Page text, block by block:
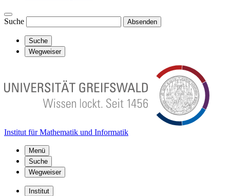
Suche Absenden
Suche
Wegweiser
Institut für Mathematik und Informatik
Menü
Suche
Wegweiser
Institut